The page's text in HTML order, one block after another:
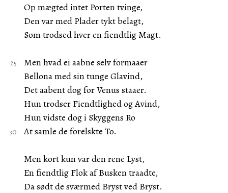
Op mægted intet Porten tvinge,
Den var med Plader tykt belagt,
Som trodsed hver en fiendtlig Magt.
Men hvad ei aabne selv formaaer
Bellona med sin tunge Glavind,
Det aabent dog for Venus staaer.
Hun trodser Fiendtlighed og Avind,
Hun vidste dog i Skyggens Ro
At samle de forelskte To.
Men kort kun var den rene Lyst,
En fiendtlig Flok af Busken traadte,
Da sødt de sværmed Bryst ved Bryst.